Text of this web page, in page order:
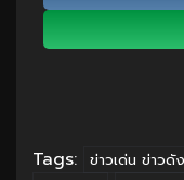
Tags: ข่าวเด่น ข่าวดัง